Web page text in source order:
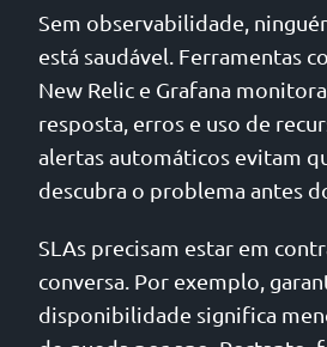
Sem observabilidade,
está saudável. Ferramentas
New Relic e Grafana
resposta, erros e uso de
alertas automáticos evitam
descubra o problema antes
SLAs precisam estar em
conversa. Por exemplo,
disponibilidade significa